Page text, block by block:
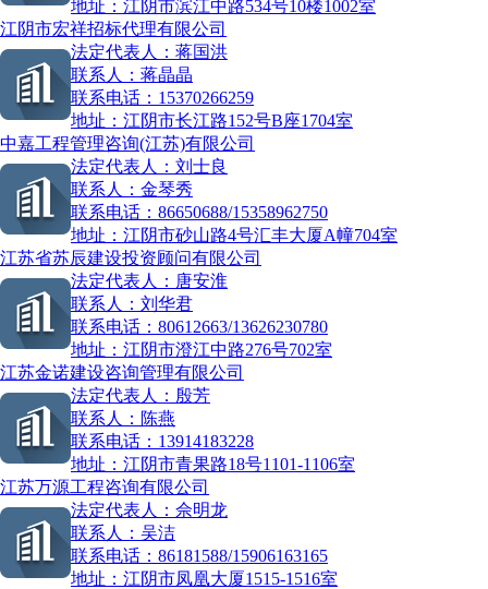
地址： 江阴市滨江中路534号10楼1002室
江阴市宏祥招标代理有限公司
法定代表人： 蒋国洪
联系人： 蒋晶晶
联系电话： 15370266259
地址： 江阴市长江路152号B座1704室
中嘉工程管理咨询(江苏)有限公司
法定代表人： 刘士良
联系人： 金琴秀
联系电话： 86650688/15358962750
地址： 江阴市砂山路4号汇丰大厦A幢704室
江苏省苏辰建设投资顾问有限公司
法定代表人： 唐安淮
联系人： 刘华君
联系电话： 80612663/13626230780
地址： 江阴市澄江中路276号702室
江苏金诺建设咨询管理有限公司
法定代表人： 殷芳
联系人： 陈燕
联系电话： 13914183228
地址： 江阴市青果路18号1101-1106室
江苏万源工程咨询有限公司
法定代表人： 佘明龙
联系人： 吴洁
联系电话： 86181588/15906163165
地址： 江阴市凤凰大厦1515-1516室